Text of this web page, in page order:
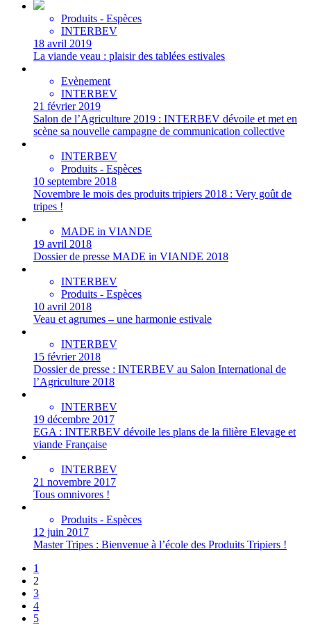
Produits - Espèces
INTERBEV
18 avril 2019
La viande veau : plaisir des tablées estivales
Evènement
INTERBEV
21 février 2019
Salon de l’Agriculture 2019 : INTERBEV dévoile et met en
scène sa nouvelle campagne de communication collective
INTERBEV
Produits - Espèces
10 septembre 2018
Novembre le mois des produits tripiers 2018 : Very goût de
tripes !
MADE in VIANDE
19 avril 2018
Dossier de presse MADE in VIANDE 2018
INTERBEV
Produits - Espèces
10 avril 2018
Veau et agrumes – une harmonie estivale
INTERBEV
15 février 2018
Dossier de presse : INTERBEV au Salon International de
l’Agriculture 2018
INTERBEV
19 décembre 2017
EGA : INTERBEV dévoile les plans de la filière Elevage et
viande Française
INTERBEV
21 novembre 2017
Tous omnivores !
Produits - Espèces
12 juin 2017
Master Tripes : Bienvenue à l’école des Produits Tripiers !
1
2
3
4
5